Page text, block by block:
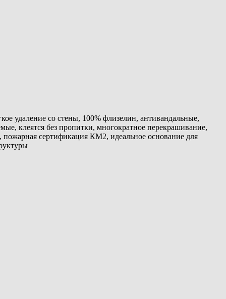
удаление со стены, 100% флизелин, антивандальные,
клеятся без пропитки, многократное перекрашивание,
сертификация КМ2, идеальное основание для